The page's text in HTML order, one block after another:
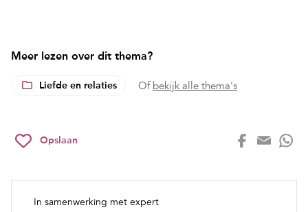
Meer lezen over dit thema?
Liefde en relaties Of bekijk alle thema's
Opslaan
In samenwerking met expert